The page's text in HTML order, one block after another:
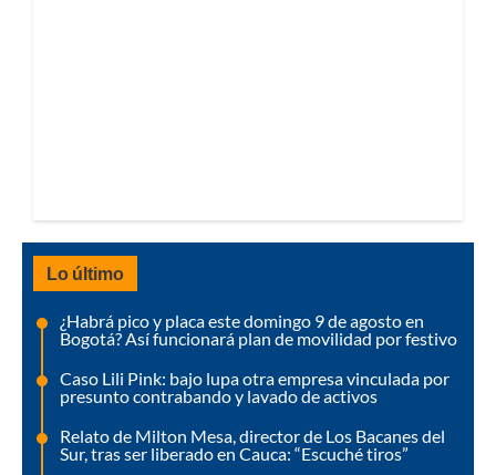
Lo último
¿Habrá pico y placa este domingo 9 de agosto en
Bogotá? Así funcionará plan de movilidad por festivo
Caso Lili Pink: bajo lupa otra empresa vinculada por
presunto contrabando y lavado de activos
Relato de Milton Mesa, director de Los Bacanes del
Sur, tras ser liberado en Cauca: “Escuché tiros”